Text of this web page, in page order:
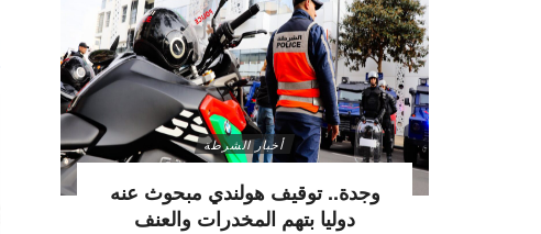
أخبار الشرطة
وجدة.. توقيف هولندي مبحوث عنه
دوليا بتهم المخدرات والعنف